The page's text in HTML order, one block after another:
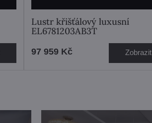
Lustr křišťálový luxusní
EL6781203AB3T
97 959 Kč Zobrazit